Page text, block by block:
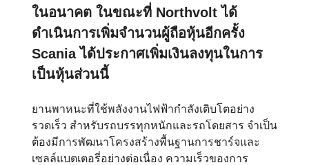
ในอนาคต ในขณะที่ Northvolt ได้
ดำเนินการเพิ่มจำนวนผู้ถือหุ้นอีกครั้ง
Scania ได้ประกาศเพิ่มเงินลงทุนในการ
เป็นหุ้นส่วนนี้
ยานพาหนะที่ใช้พลังงานไฟฟ้ากำลังเติบโตอย่าง
รวดเร็ว สำหรับรถบรรทุกหนักและรถโดยสาร จำเป็น
ต้องมีการพัฒนาโครงสร้างพื้นฐานการชาร์จและ
เซลล์แบตเตอรี่อย่างต่อเนื่อง ความเร็วของการ